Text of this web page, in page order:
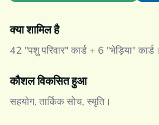
क्या शामिल है
42 "पशु परिवार" कार्ड + 6 "भेड़िया" कार्ड।
कौशल विकसित हुआ
सहयोग, तार्किक सोच, स्मृति।